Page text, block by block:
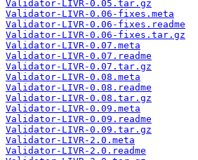
Validator-LIVR-0.05.tar.gz
Validator-LIVR-0.06-fixes.meta
Validator-LIVR-0.06-fixes.readme
Validator-LIVR-0.06-fixes.tar.gz
Validator-LIVR-0.07.meta
Validator-LIVR-0.07.readme
Validator-LIVR-0.07.tar.gz
Validator-LIVR-0.08.meta
Validator-LIVR-0.08.readme
Validator-LIVR-0.08.tar.gz
Validator-LIVR-0.09.meta
Validator-LIVR-0.09.readme
Validator-LIVR-0.09.tar.gz
Validator-LIVR-2.0.meta
Validator-LIVR-2.0.readme